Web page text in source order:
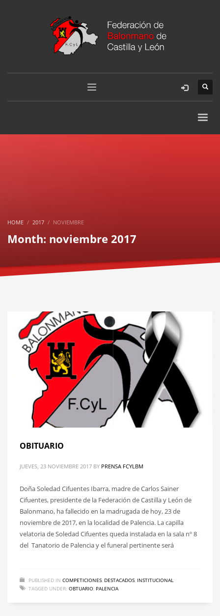
HOME 2017 NOVIEMBRE
Month: noviembre 2017
OBITUARIO
JUEVES, 23 NOVIEMBRE 2017 BY PRENSA FCYLBM
Doña Soledad Cifuentes Ibarra, madre de Carlos Sainer
Cifuentes, presidente de la Federación de Castilla y León de
Balonmano, ha fallecido en la madrugada de hoy, 23 de
noviembre de 2017, en la localidad de Palencia. La capilla
velatoria de Soledad Cifuentes queda instalada en la sala nº 8
del Tanatorio de Palencia y el funeral pertinente será
PUBLISHED IN COMPETICIONES DESTACADOS INSTITUCIONAL
TAGGED UNDER: OBTUARIO PALENCIA